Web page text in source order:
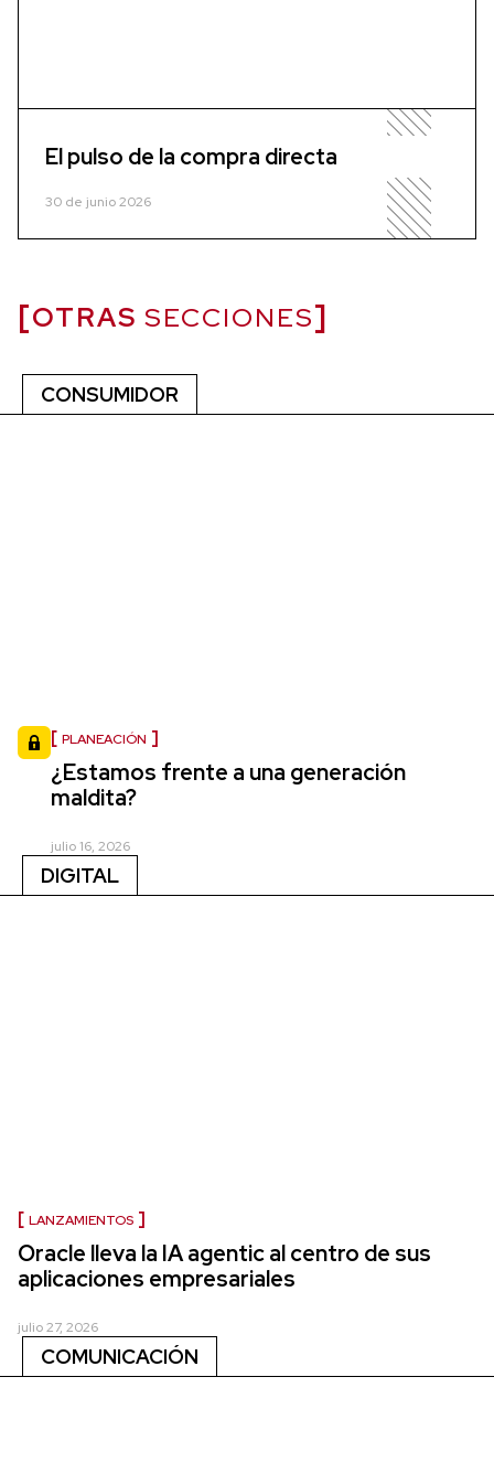
El pulso de la compra directa
30 de junio 2026
OTRAS SECCIONES
CONSUMIDOR
PLANEACIÓN
¿Estamos frente a una generación
maldita?
julio 16, 2026
DIGITAL
LANZAMIENTOS
Oracle lleva la IA agentic al centro de sus
aplicaciones empresariales
julio 27, 2026
COMUNICACIÓN